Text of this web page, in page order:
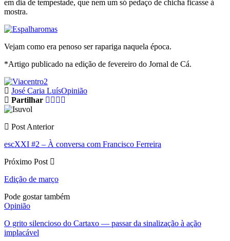
em dia de tempestade, que nem um só pedaço de chicha ficasse à
mostra.
Vejam como era penoso ser rapariga naquela época.
*Artigo publicado na edição de fevereiro do Jornal de Cá.
José Caria LuísOpinião
Partilhar
Post Anterior
escXXI #2 – À conversa com Francisco Ferreira
Próximo Post
Edição de março
Pode gostar também
Opinião
O grito silencioso do Cartaxo — passar da sinalização à ação
implacável